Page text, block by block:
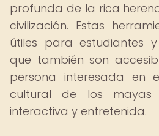
profunda de la rica
civilización. Estas
útiles para estudiantes
que también son
persona interesada en
cultural de los
interactiva y entretenida.